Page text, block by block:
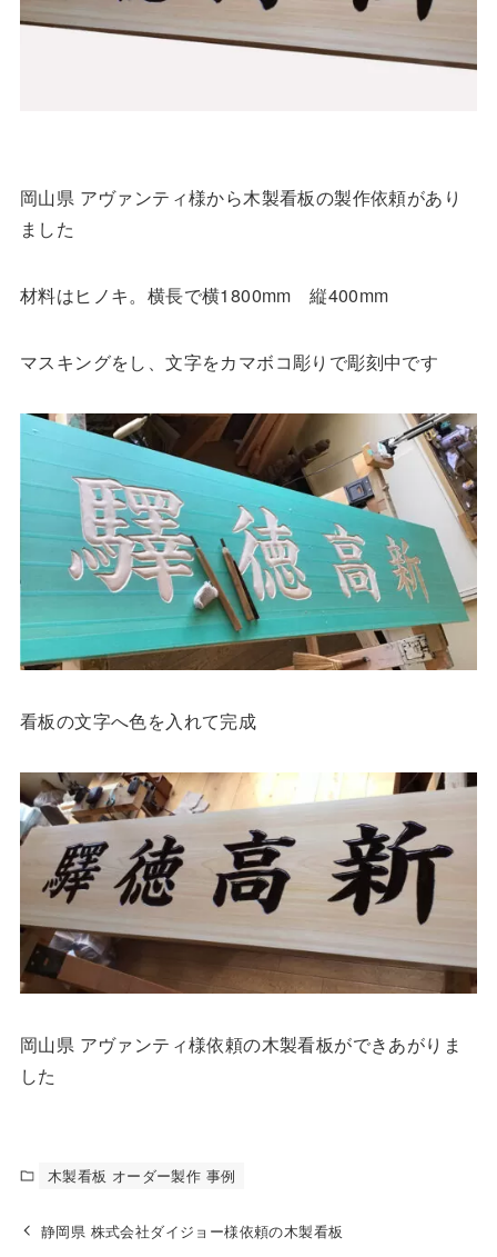
岡山県 アヴァンティ様から木製看板の製作依頼があり
ました
材料はヒノキ。横長で横1800mm 縦400mm
マスキングをし、文字をカマボコ彫りで彫刻中です
看板の文字へ色を入れて完成
岡山県 アヴァンティ様依頼の木製看板ができあがりま
した
木製看板 オーダー製作 事例
静岡県 株式会社ダイジョー様依頼の木製看板